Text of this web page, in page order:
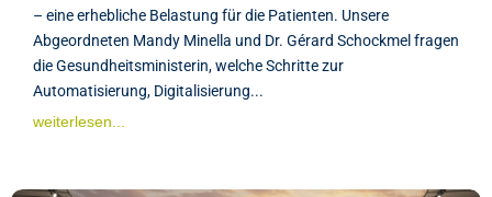
– eine erhebliche Belastung für die Patienten. Unsere
Abgeordneten Mandy Minella und Dr. Gérard Schockmel fragen
die Gesundheitsministerin, welche Schritte zur
Automatisierung, Digitalisierung...
weiterlesen...